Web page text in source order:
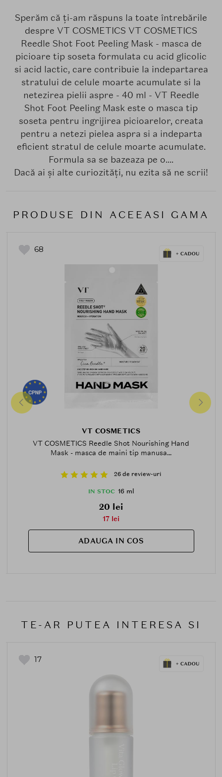
Sperăm că ți-am răspuns la toate întrebările
despre VT COSMETICS VT COSMETICS
Reedle Shot Foot Peeling Mask - masca de
picioare tip soseta formulata cu acid glicolic
si acid lactic, care contribuie la indepartarea
stratului de celule moarte acumulate si la
netezirea pielii aspre - 40 ml - VT Reedle
Shot Foot Peeling Mask este o masca tip
soseta pentru ingrijirea picioarelor, creata
pentru a netezi pielea aspra si a indeparta
eficient stratul de celule moarte acumulate.
Formula sa se bazeaza pe o....
Dacă ai și alte curiozități, nu ezita să ne scrii!
PRODUSE DIN ACEEASI GAMA
68
VT COSMETICS
VT COSMETICS Reedle Shot Nourishing Hand
Mask - masca de maini tip manusa...
26 de review-uri
IN STOC 16 ml
20 lei
17 lei
ADAUGA IN COS
TE-AR PUTEA INTERESA SI
17